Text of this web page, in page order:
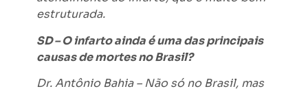
estruturada.
SD – O infarto ainda é uma das principais
causas de mortes no Brasil?
Dr. Antônio Bahia – Não só no Brasil, mas